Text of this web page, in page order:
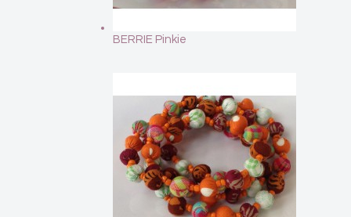
BERRIE Pinkie